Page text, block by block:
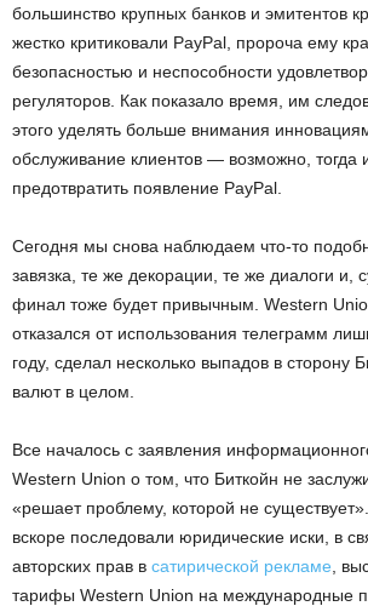
большинство крупных банков и эмитентов
жестко критиковали PayPal, пророча ему
безопасностью и неспособности
регуляторов. Как показало время, им
этого уделять больше внимания
обслуживание клиентов — возможно,
предотвратить появление PayPal.
Сегодня мы снова наблюдаем что-то
завязка, те же декорации, те же диалоги и,
финал тоже будет привычным. Western
отказался от использования телеграмм
году, сделал несколько выпадов в сторону
валют в целом.
Все началось с заявления
Western Union о том, что Биткойн не
«решает проблему, которой не
вскоре последовали юридические иски, в
авторских прав в сатирической рекламе ,
тарифы Western Union на международные